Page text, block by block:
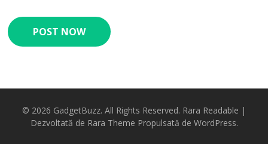
© 2026 GadgetBuzz. All Rights Reserved. Rara Readable |
Dezvoltată de Rara Theme Propulsată de WordPress.